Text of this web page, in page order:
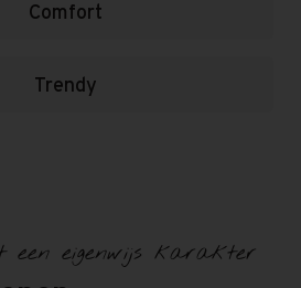
Comfort
Trendy
een eigenwijs karakter